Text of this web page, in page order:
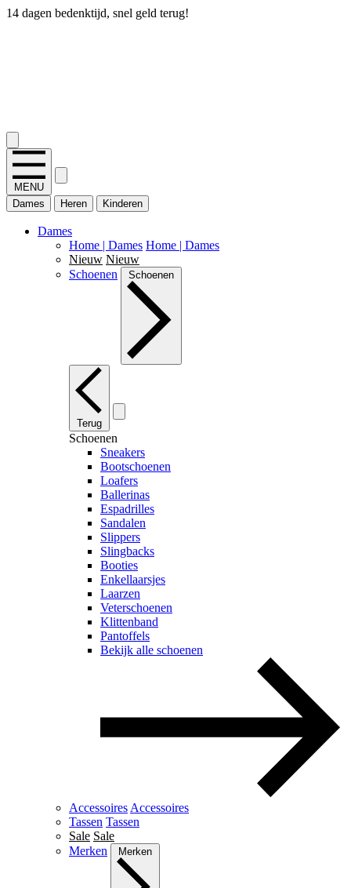
14 dagen bedenktijd, snel geld terug!
MENU
Dames
Heren Kinderen
Dames
Home | Dames Home | Dames
Nieuw Nieuw
Schoenen
Schoenen
Terug
Schoenen
Sneakers
Bootschoenen
Loafers
Ballerinas
Espadrilles
Sandalen
Slippers
Slingbacks
Booties
Enkellaarsjes
Laarzen
Veterschoenen
Klittenband
Pantoffels
Bekijk alle schoenen
Accessoires Accessoires
Tassen Tassen
Sale Sale
Merken
Merken